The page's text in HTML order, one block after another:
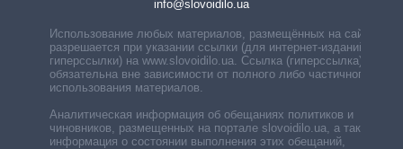
info@slovoidilo.ua
Использование любых материалов, размещённых на сайте,
разрешается при указании ссылки (для интернет-изданий —
гиперссылки) на www.slovoidilo.ua. Ссылка (гиперссылка)
обязательна вне зависимости от полного либо частичного
использования материалов.
Аналитическая информация об обещаниях политиков и
чиновников, размещенных на портале slovoidilo.ua, а также
информация о состоянии выполнения этих обещаний,